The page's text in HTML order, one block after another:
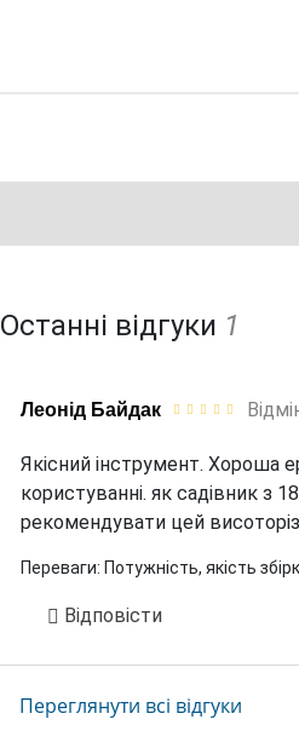
Останні відгуки 1
Леонід Байдак
Якісний інструмент. Хороша
користуванні. як садівник з
рекомендувати цей
Переваги: Потужність, якість
Відповісти
Переглянути всі відгуки